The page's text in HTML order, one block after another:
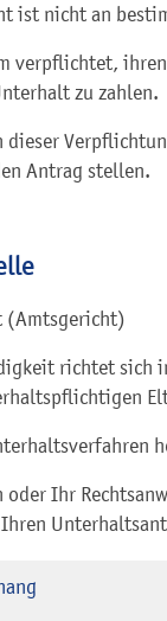
ist nicht an
verpflichtet,
zu zahlen.
dieser
Antrag stellen.
(Amtsgericht)
richtet sich
oder Ihr